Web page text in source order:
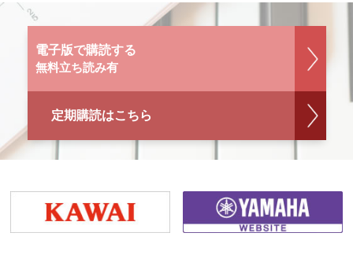
電子版で購読する
無料立ち読み有
定期購読はこちら